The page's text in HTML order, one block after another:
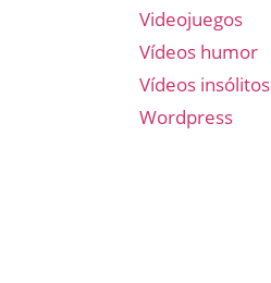
Videojuegos
Vídeos humor
Vídeos insólitos
Wordpress